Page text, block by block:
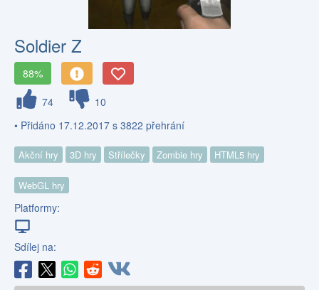
Soldier Z
88%
74
10
• Přidáno 17.12.2017 s 3822 přehrání
Akční hry 3D hry Střílečky Zombie hry HTML5 hry
WebGL hry
Platformy:
Sdílej na: